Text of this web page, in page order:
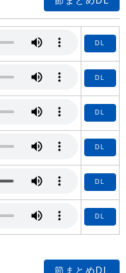
DL
DL
DL
DL
DL
DL
節まとめDL